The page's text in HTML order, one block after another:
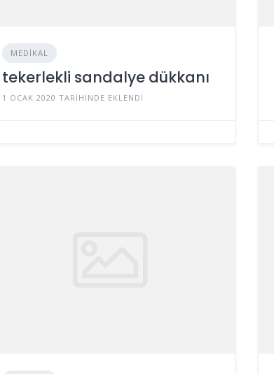
MEDIKAL
tekerlekli sandalye dükkanı
1 OCAK 2020 TARIHINDE EKLENDI